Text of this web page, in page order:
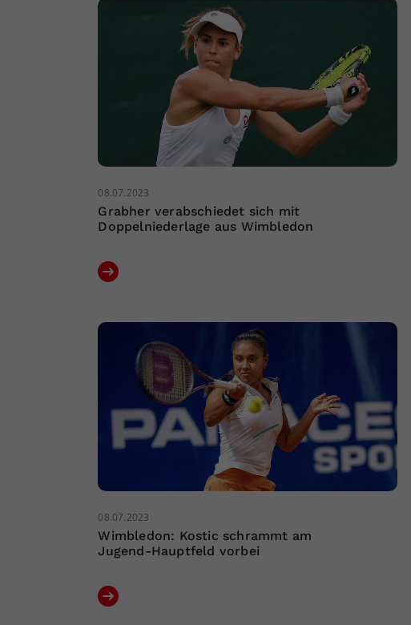
08.07.2023
Grabher verabschiedet sich mit
Doppelniederlage aus Wimbledon
08.07.2023
Wimbledon: Kostic schrammt am
Jugend-Hauptfeld vorbei